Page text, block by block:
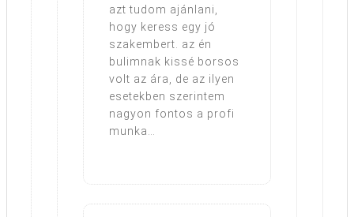
azt tudom ajánlani,
hogy keress egy jó
szakembert. az én
bulimnak kissé borsos
volt az ára, de az ilyen
esetekben szerintem
nagyon fontos a profi
munka…